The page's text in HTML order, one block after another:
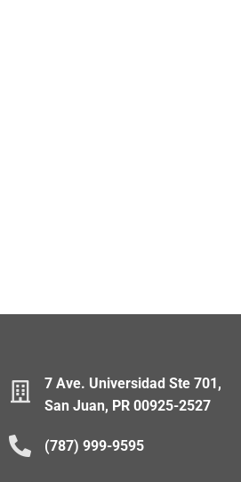
7 Ave. Universidad Ste 701,
San Juan, PR 00925-2527
(787) 999-9595